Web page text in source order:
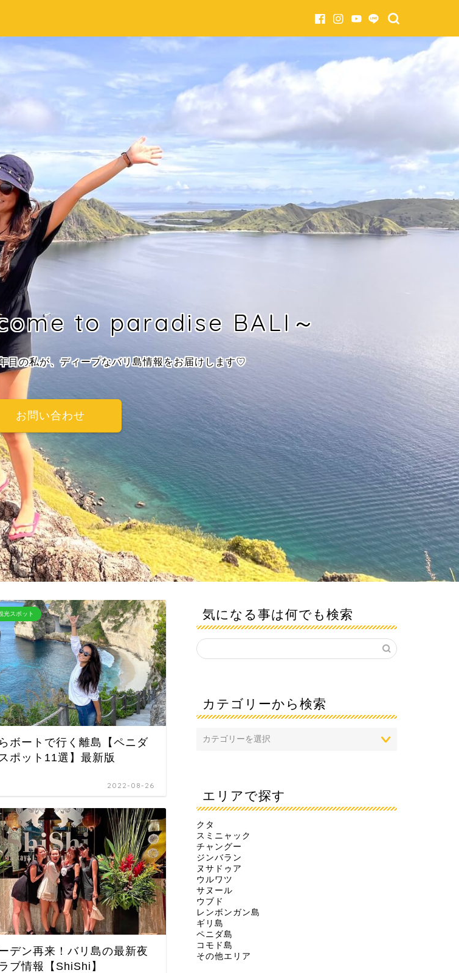
to paradise BALI～
目の私が、ディープなバリ島情報をお届けします♡
お問い合わせ
光スポット
ボートで行く離島【ペニダ
ポット11選】最新版
2022-08-26
デン再来！バリ島の最新夜
ブ情報【ShiShi】
気になる事は何でも検索
カテゴリーから検索
エリアで探す
クタ
スミニャック
チャングー
ジンバラン
ヌサドゥア
ウルワツ
サヌール
ウブド
レンボンガン島
ギリ島
ペニダ島
コモド島
その他エリア